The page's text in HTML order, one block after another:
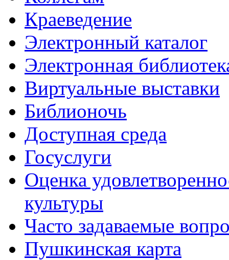
Краеведение
Электронный каталог
Электронная
Виртуальные выставки
Библионочь
Доступная среда
Госуслуги
Оценка
культуры
Часто задаваемые
Пушкинская карта